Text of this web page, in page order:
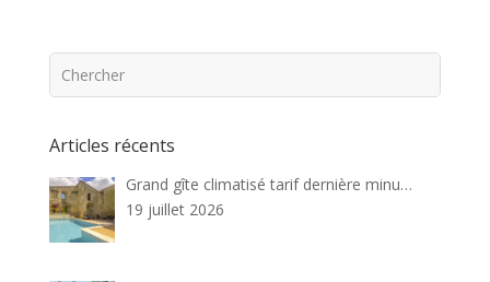
Articles récents
Grand gîte climatisé tarif dernière minu…
19 juillet 2026